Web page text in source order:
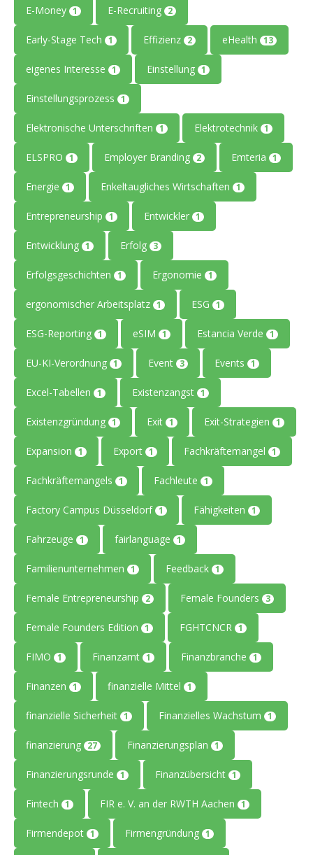
E-Money 1 E-Recruiting 2
Early-Stage Tech 1 Effizienz 2 eHealth 13
eigenes Interesse 1 Einstellung 1
Einstellungsprozess 1
Elektronische Unterschriften 1 Elektrotechnik 1
ELSPRO 1 Employer Branding 2 Emteria 1
Energie 1 Enkeltaugliches Wirtschaften 1
Entrepreneurship 1 Entwickler 1
Entwicklung 1 Erfolg 3
Erfolgsgeschichten 1 Ergonomie 1
ergonomischer Arbeitsplatz 1 ESG 1
ESG-Reporting 1 eSIM 1 Estancia Verde 1
EU-KI-Verordnung 1 Event 3 Events 1
Excel-Tabellen 1 Existenzangst 1
Existenzgründung 1 Exit 1 Exit-Strategien 1
Expansion 1 Export 1 Fachkräftemangel 1
Fachkräftemangels 1 Fachleute 1
Factory Campus Düsseldorf 1 Fähigkeiten 1
Fahrzeuge 1 fairlanguage 1
Familienunternehmen 1 Feedback 1
Female Entrepreneurship 2 Female Founders 3
Female Founders Edition 1 FGHTCNCR 1
FIMO 1 Finanzamt 1 Finanzbranche 1
Finanzen 1 finanzielle Mittel 1
finanzielle Sicherheit 1 Finanzielles Wachstum 1
finanzierung 27 Finanzierungsplan 1
Finanzierungsrunde 1 Finanzübersicht 1
Fintech 1 FIR e. V. an der RWTH Aachen 1
Firmendepot 1 Firmengründung 1